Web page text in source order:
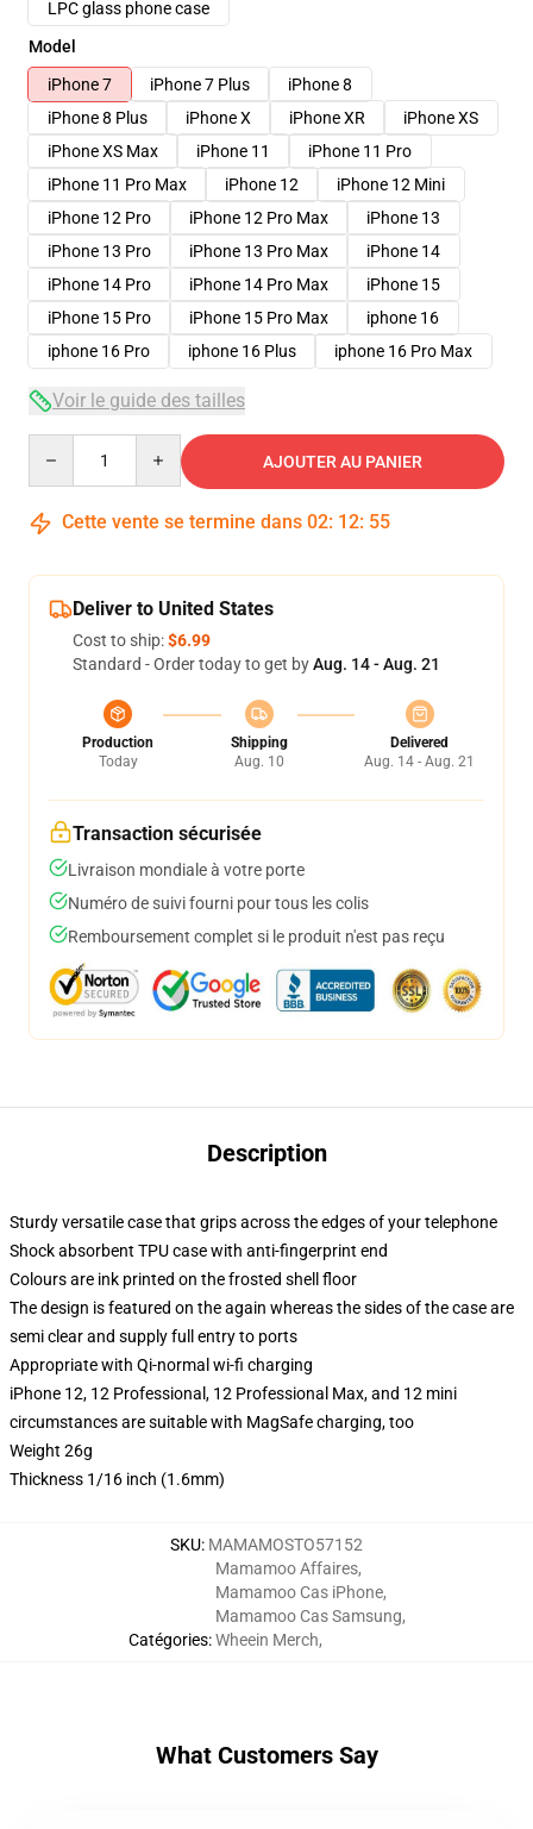
LPC glass phone case
Model
iPhone 7
iPhone 7 Plus
iPhone 8
iPhone 8 Plus
iPhone X iPhone XR
iPhone XS
iPhone XS Max
iPhone 11
iPhone 11 Pro
iPhone 11 Pro Max
iPhone 12
iPhone 12 Mini
iPhone 12 Pro
iPhone 12 Pro Max
iPhone 13
iPhone 13 Pro
iPhone 13 Pro Max
iPhone 14
iPhone 14 Pro
iPhone 14 Pro Max
iPhone 15
iPhone 15 Pro
iPhone 15 Pro Max
iphone 16
iphone 16 Pro
iphone 16 Plus iphone 16 Pro Max
Voir le guide des tailles
AJOUTER AU PANIER
Cette vente se termine dans 02: 12: 54
Deliver to United States
Cost to ship:$6.99
Standard - Order today to get byAug. 14 - Aug. 21
Production
Today
Shipping
Aug. 10
Delivered
Aug. 14 - Aug. 21
Transaction sécurisée
Livraison mondiale à votre porte
Numéro de suivi fourni pour tous les colis
Remboursement complet si le produit n'est pas reçu
Description
Sturdy versatile case that grips across the edges of your telephone
Shock absorbent TPU case with anti-fingerprint end
Colours are ink printed on the frosted shell floor
The design is featured on the again whereas the sides of the case are
semi clear and supply full entry to ports
Appropriate with Qi-normal wi-fi charging
iPhone 12, 12 Professional, 12 Professional Max, and 12 mini
circumstances are suitable with MagSafe charging, too
Weight 26g
Thickness 1/16 inch (1.6mm)
SKU: MAMAMOSTO57152
Catégories:
Mamamoo Affaires,
Mamamoo Cas iPhone,
Mamamoo Cas Samsung,
Wheein Merch,
What Customers Say